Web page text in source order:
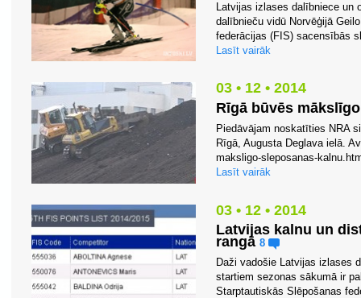
Latvijas izlases dalībniece un
dalībnieču vidū Norvēģijā
federācijas (FIS) sacensībās
Lasīt vairāk
03 • 12 • 2014
Rīgā būvēs
Piedāvājam noskatīties NRA
Rīgā, Augusta Deglava ielā.
maksligo-sleposanas-
Lasīt vairāk
03 • 12 • 2014
Latvijas kalnu un
rangā 8
Daži vadošie Latvijas izlases
startiem sezonas sākumā ir
Starptautiskās Slēpošanas